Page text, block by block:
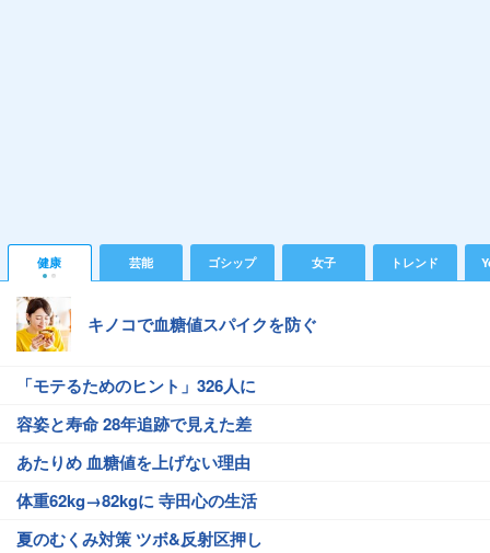
健康 芸能 ゴシップ 女子 トレンド
キノコで血糖値スパイクを防ぐ
「モテるためのヒント」326人に
容姿と寿命 28年追跡で見えた差
あたりめ 血糖値を上げない理由
体重62kg→82kgに 寺田心の生活
夏のむくみ対策 ツボ&反射区押し